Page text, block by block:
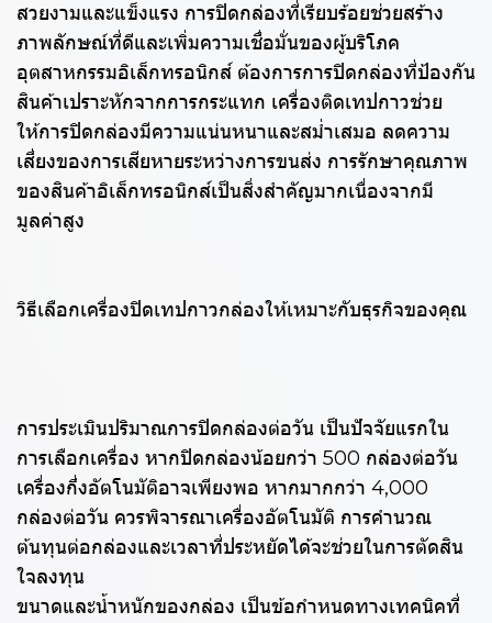
สวยงามและแข็งแรง การปิดกล่องที่เรียบร้อยช่วยสร้าง
ภาพลักษณ์ที่ดีและเพิ่มความเชื่อมั่นของผู้บริโภค
อุตสาหกรรมอิเล็กทรอนิกส์ ต้องการการปิดกล่องที่ป้องกัน
สินค้าเปราะหักจากการกระแทก เครื่องติดเทปกาวช่วย
ให้การปิดกล่องมีความแน่นหนาและสม่ำเสมอ ลดความ
เสี่ยงของการเสียหายระหว่างการขนส่ง การรักษาคุณภาพ
ของสินค้าอิเล็กทรอนิกส์เป็นสิ่งสำคัญมากเนื่องจากมี
มูลค่าสูง
วิธีเลือกเครื่องปิดเทปกาวกล่องให้เหมาะกับธุรกิจของคุณ
การประเมินปริมาณการปิดกล่องต่อวัน เป็นปัจจัยแรกใน
การเลือกเครื่อง หากปิดกล่องน้อยกว่า 500 กล่องต่อวัน
เครื่องกึ่งอัตโนมัติอาจเพียงพอ หากมากกว่า 4,000
กล่องต่อวัน ควรพิจารณาเครื่องอัตโนมัติ การคำนวณ
ต้นทุนต่อกล่องและเวลาที่ประหยัดได้จะช่วยในการตัดสิน
ใจลงทุน
ขนาดและน้ำหนักของกล่อง เป็นข้อกำหนดทางเทคนิคที่